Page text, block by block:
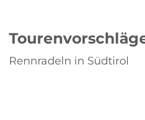
Rennradeln in Südtirol